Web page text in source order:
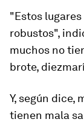
"Estos
robustos",
muchos no
brote,
Y, según dice,
tienen mala